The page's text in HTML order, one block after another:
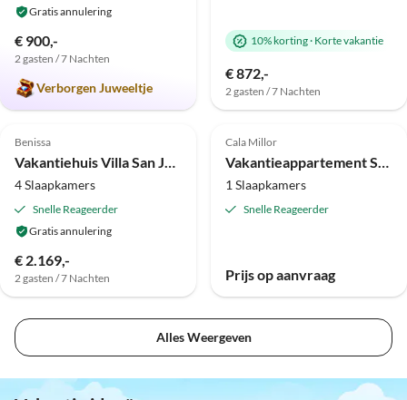
Gratis annulering
€ 900,-
2 gasten / 7 Nachten
Verborgen Juweeltje
10% korting· Korte vakantie
€ 872,-
2 gasten / 7 Nachten
Advertentie
Benissa
Vakantiehuis Villa San Jaime
4 Slaapkamers
Snelle Reageerder
Gratis annulering
€ 2.169,-
2 gasten / 7 Nachten
Virtuele
Advertentie
Cala Millor
Vakantieappartement Studio-appartement type A
1 Slaapkamers
Snelle Reageerder
Prijs op aanvraag
Alles Weergeven